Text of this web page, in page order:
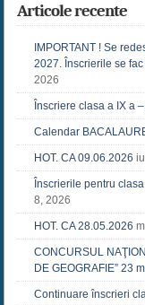
Articole recente
IMPORTANT ! Se
2027. Înscrierile se
2026
Înscriere clasa a IX a
Calendar
HOT. CA 09.06.2026
Înscrierile pentru
8, 2026
HOT. CA 28.05.2026
CONCURSUL
DE GEOGRAFIE” 23
Continuare înscrieri